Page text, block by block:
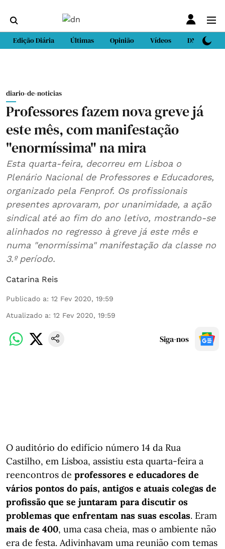
Edição Diária Últimas Opinião Vídeos DN Sport
diario-de-noticias
Professores fazem nova greve já
este mês, com manifestação
"enormíssima" na mira
Esta quarta-feira, decorreu em Lisboa o
Plenário Nacional de Professores e Educadores,
organizado pela Fenprof. Os profissionais
presentes aprovaram, por unanimidade, a ação
sindical até ao fim do ano letivo, mostrando-se
alinhados no regresso à greve já este mês e
numa "enormíssima" manifestação da classe no
3.º período.
Catarina Reis
Publicado a: 12 Fev 2020, 19:59
Atualizado a: 12 Fev 2020, 19:59
Siga-nos
O auditório do edifício número 14 da Rua
Castilho, em Lisboa, assistiu esta quarta-feira a
reencontros de professores e educadores de
vários pontos do país, antigos e atuais colegas de
profissão que se juntaram para discutir os
problemas que enfrentam nas suas escolas. Eram
mais de 400, uma casa cheia, mas o ambiente não
era de festa. Adivinhavam uma reunião com temas